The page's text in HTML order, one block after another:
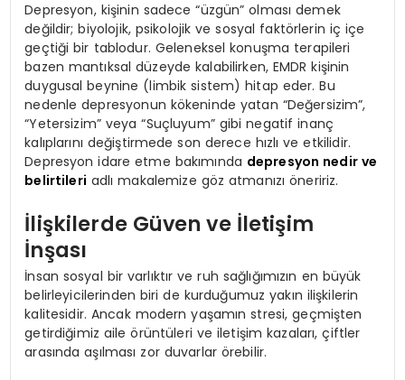
Depresyon, kişinin sadece “üzgün” olması demek
değildir; biyolojik, psikolojik ve sosyal faktörlerin iç içe
geçtiği bir tablodur. Geleneksel konuşma terapileri
bazen mantıksal düzeyde kalabilirken, EMDR kişinin
duygusal beynine (limbik sistem) hitap eder. Bu
nedenle depresyonun kökeninde yatan “Değersizim”,
“Yetersizim” veya “Suçluyum” gibi negatif inanç
kalıplarını değiştirmede son derece hızlı ve etkilidir.
Depresyon idare etme bakımında depresyon nedir ve
belirtileri adlı makalemize göz atmanızı öneririz.
İlişkilerde Güven ve İletişim
İnşası
İnsan sosyal bir varlıktır ve ruh sağlığımızın en büyük
belirleyicilerinden biri de kurduğumuz yakın ilişkilerin
kalitesidir. Ancak modern yaşamın stresi, geçmişten
getirdiğimiz aile örüntüleri ve iletişim kazaları, çiftler
arasında aşılması zor duvarlar örebilir.